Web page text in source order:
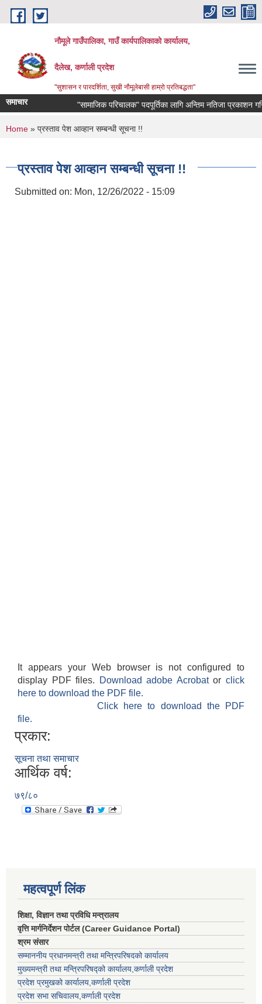
Skip to main content
नौमूले गाउँपालिका, गाउँ कार्यपालिकाको कार्यालय,
दैलेख, कर्णाली प्रदेश
"सुशासन र पारदर्शिता, सुखी नौमूलेबासी हाम्रो प्रतिबद्धता"
समाचार "सामाजिक परिचालक" पदपूर्तिका लागि अन्तिम नतिजा प्रकाशन गरिएको
You are here
Home » प्रस्ताव पेश आव्हान सम्बन्धी सूचना !!
प्रस्ताव पेश आव्हान सम्बन्धी सूचना !!
Submitted on: Mon, 12/26/2022 - 15:09
It appears your Web browser is not configured to
display PDF files.
Download adobe Acrobatorclick
here to download the PDF file.
Click here to download the PDF
file.
प्रकार:
सूचना तथा समाचार
आर्थिक वर्ष:
७९/८०
महत्वपूर्ण लिंक
शिक्षा, विज्ञान तथा प्रविधि मन्त्रालय
वृत्ति मार्गनिर्देशन पोर्टल (Career Guidance Portal)
श्रम संसार
सम्माननीय प्रधानमन्त्री तथा मन्त्रिपरिषद‌को कार्यालय
मुख्यमन्त्री तथा मन्त्रिपरिषद्को कार्यालय,कर्णाली प्रदेश
प्रदेश प्रमुखको कार्यालय,कर्णाली प्रदेश
प्रदेश सभा सचिवालय,कर्णाली प्रदेश